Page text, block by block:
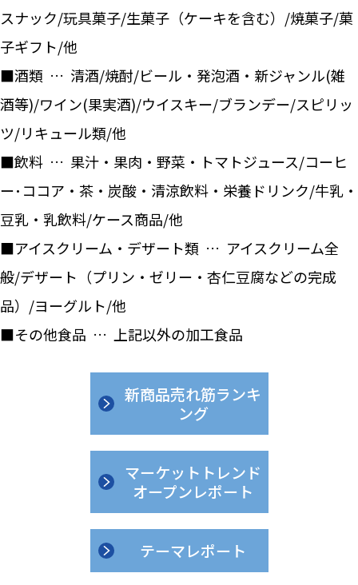
スナック/玩具菓子/生菓子（ケーキを含む）/焼菓子/菓
子ギフト/他
■酒類 … 清酒/焼酎/ビール・発泡酒・新ジャンル(雑
酒等)/ワイン(果実酒)/ウイスキー/ブランデー/スピリッ
ツ/リキュール類/他
■飲料 … 果汁・果肉・野菜・トマトジュース/コーヒ
ー･ココア・茶・炭酸・清涼飲料・栄養ドリンク/牛乳・
豆乳・乳飲料/ケース商品/他
■アイスクリーム・デザート類 … アイスクリーム全
般/デザート（プリン・ゼリー・杏仁豆腐などの完成
品）/ヨーグルト/他
■その他食品 … 上記以外の加工食品
新商品売れ筋ランキ
ング
マーケットトレンド
オープンレポート
テーマレポート